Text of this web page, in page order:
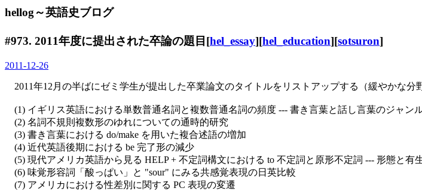
hellog～英語史ブログ
#973. 2011年度に提出された卒論の題目[hel_essay][hel_education][sotsuron]
2011-12-26
2011年12月の半ばにゼミ学生が提出した卒業論文のタイトルをリストアップする（緩やかな分
(1) イギリス英語における単数普通名詞と複数普通名詞の頻度 --- 書き言葉と話し言葉のジャン
(2) 名詞不規則複数形のゆれについての通時的研究
(3) 書き言葉における do/make を用いた複合述語の増加
(4) 近代英語後期における be 完了形の減少
(5) 現代アメリカ英語から見る HELP + 不定詞構文における to 不定詞と原形不定詞 --- 形態と有
(6) 味覚形容詞「酸っぱい」と "sour" にみる共感覚表現の日英比較
(7) アメリカにおける性差別に関する PC 表現の変遷